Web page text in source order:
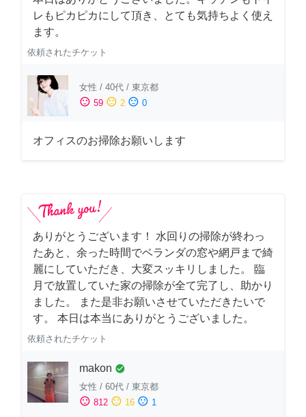
レもピカピカにして頂き、とても気持ちよく使え
ます。
依頼されたチケット
女性 / 40代 / 東京都
sentiment_satisfied 59 sentiment_neutral 2 sentiment_dissatisfied 0
オフィスのお掃除お願いします
ありがとうございます！ 水回りの掃除が終わっ
たあと、余った時間でベランダの窓や網戸まで綺
麗にしていただき、大変スッキリしました。 臨
月で放置していた家の掃除が全て完了し、助かり
ました。 また是非お願いさせていただきたいで
す。 本日は本当にありがとうございました。
依頼されたチケット
makon check_circle
女性 / 60代 / 東京都
sentiment_satisfied 812 sentiment_neutral 16 sentiment_dissatisfied 1